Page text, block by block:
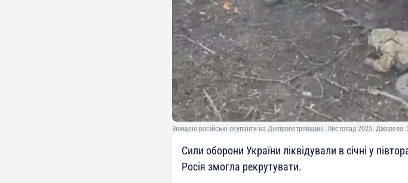
Знищені російські окупанти на Дніпропетровщині. Листопад 2025.
Сили оборони України ліквідували в січні у
Росія змогла рекрутувати.